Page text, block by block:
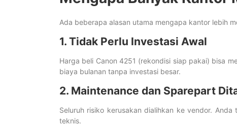
Ada beberapa alasan utama mengapa kantor lebih
1. Tidak Perlu Investasi Awal
Harga beli Canon 4251 (rekondisi siap pakai) bisa
biaya bulanan tanpa investasi besar.
2. Maintenance dan Sparepart
Seluruh risiko kerusakan dialihkan ke vendor.
teknis.